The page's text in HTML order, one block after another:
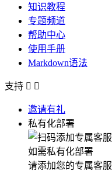
知识教程
专题频道
帮助中心
使用手册
Markdown语法
支持  
邀请有礼
私有化部署
如需私有化部署
请添加您的专属客服